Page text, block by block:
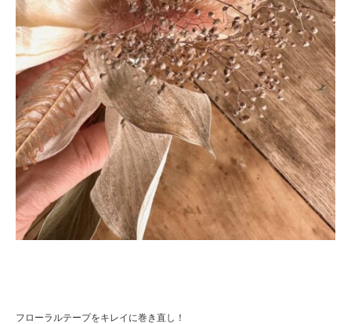
フローラルテープをキレイに巻き直し！